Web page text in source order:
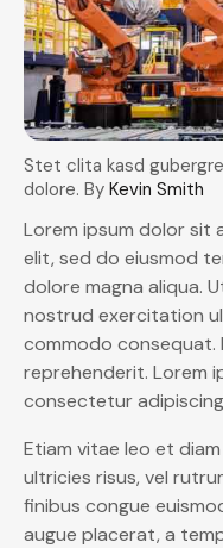
Stet clita kasd
dolore. By Kevin Smith
Lorem ipsum dolor sit
elit, sed do eiusmod
dolore magna aliqua.
nostrud exercitation
commodo consequat.
reprehenderit. Lorem
consectetur
Etiam vitae leo et
ultricies risus, vel
finibus congue
augue placerat, a